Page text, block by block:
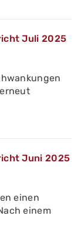
Juli 2025
Juni 2025
einen
einem